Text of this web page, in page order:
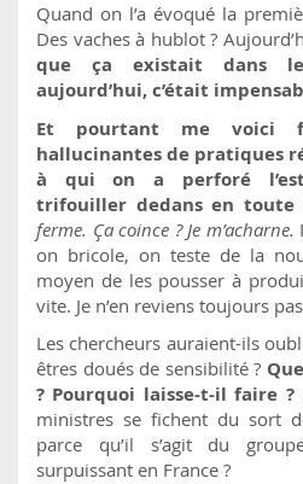
Quand on l’a évoqué la
Des vaches à hublot ?
que ça existait dans
aujourd’hui, c’était
Et pourtant me voici
hallucinantes de pratiques
à qui on a perforé
trifouiller dedans en
ferme. Ça coince ? Je m’acharne.
on bricole, on teste de la
moyen de les pousser à
vite. Je n’en reviens toujours
Les chercheurs auraient-ils
êtres doués de sensibilité ?
? Pourquoi laisse-t-il faire ?
ministres se fichent du sort
parce qu’il s’agit du
surpuissant en France ?